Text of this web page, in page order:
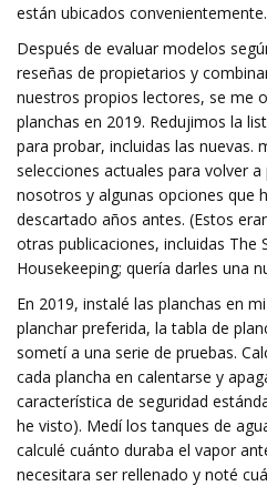
están ubicados convenientemente.
Después de evaluar modelos
reseñas de propietarios y
nuestros propios lectores, se me
planchas en 2019. Redujimos la
para probar, incluidas las nuevas.
selecciones actuales para volver
nosotros y algunas opciones que
descartado años antes. (Estos
otras publicaciones, incluidas The
Housekeeping; quería darles una
En 2019, instalé las planchas en
planchar preferida, la tabla de
sometí a una serie de pruebas.
cada plancha en calentarse y
característica de seguridad
he visto). Medí los tanques de
calculé cuánto duraba el vapor
necesitara ser rellenado y noté